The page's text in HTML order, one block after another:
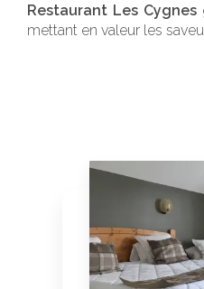
Restaurant Les Cygnes
mettant en valeur les